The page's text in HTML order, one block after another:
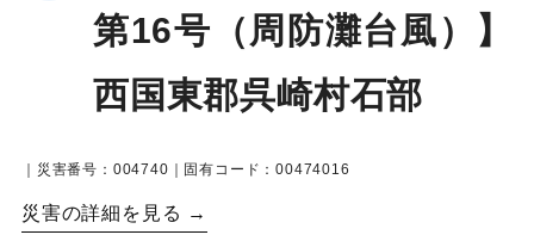
第16号（周防灘台風）】
西国東郡呉崎村石部
｜災害番号：004740｜固有コード：00474016
災害の詳細を見る →